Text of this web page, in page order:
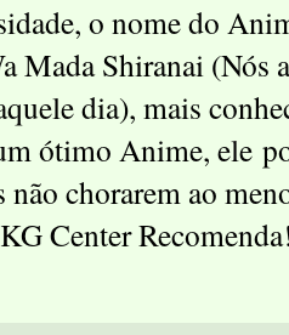
o nome do
Mada Shiranai (Nós
dia), mais
ótimo Anime, ele
chorarem ao
Center